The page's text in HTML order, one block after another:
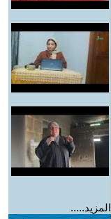
المزيد.....